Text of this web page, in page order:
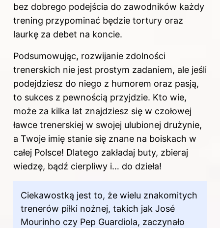
bez dobrego podejścia do zawodników każdy
trening przypominać będzie tortury oraz
laurkę za debet na koncie.
Podsumowując, rozwijanie zdolności
trenerskich nie jest prostym zadaniem, ale jeśli
podejdziesz do niego z humorem oraz pasją,
to sukces z pewnością przyjdzie. Kto wie,
może za kilka lat znajdziesz się w czołowej
ławce trenerskiej w swojej ulubionej drużynie,
a Twoje imię stanie się znane na boiskach w
całej Polsce! Dlatego zakładaj buty, zbieraj
wiedzę, bądź cierpliwy i… do dzieła!
Ciekawostką jest to, że wielu znakomitych
trenerów piłki nożnej, takich jak José
Mourinho czy Pep Guardiola, zaczynało